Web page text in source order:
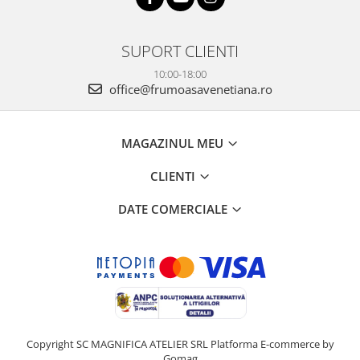
SUPORT CLIENTI
10:00-18:00
office@frumoasavenetiana.ro
MAGAZINUL MEU
CLIENTI
DATE COMERCIALE
Copyright SC MAGNIFICA ATELIER SRL Platforma E-commerce by